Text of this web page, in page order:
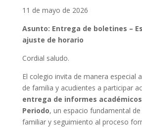
11 de mayo de 2026
Asunto: Entrega de boletines –
ajuste de horario
Cordial saludo.
El colegio invita de manera especial
de familia y acudientes a participar
entrega de informes
Periodo, un espacio fundamental
familiar y seguimiento al proceso